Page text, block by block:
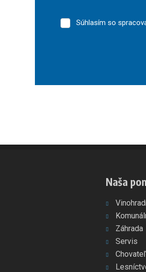
SúhlasímSúhlasím so
Naša
Záhrada
Servis